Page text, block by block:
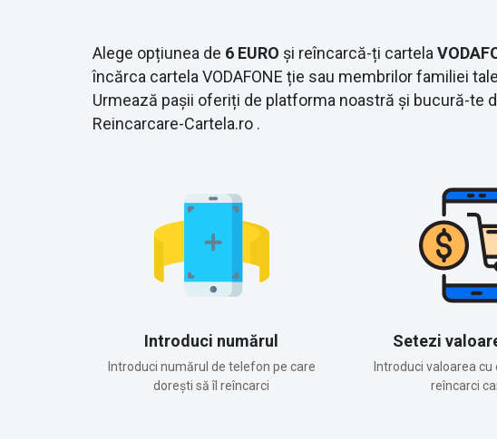
Alege opțiunea de 6 EURO și reîncarcă-ți cartela
încărca cartela VODAFONE ție sau membrilor familiei
Urmează pașii oferiți de platforma noastră și bucură-te
Reincarcare-Cartela.ro .
Introduci numărul
Introduci numărul de telefon pe care
dorești să îl reîncarci
Setezi
Introduci valoarea cu
reîncarci